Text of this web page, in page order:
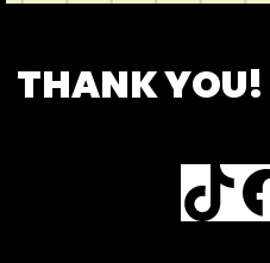
THANK YOU!
TikTok Facebook